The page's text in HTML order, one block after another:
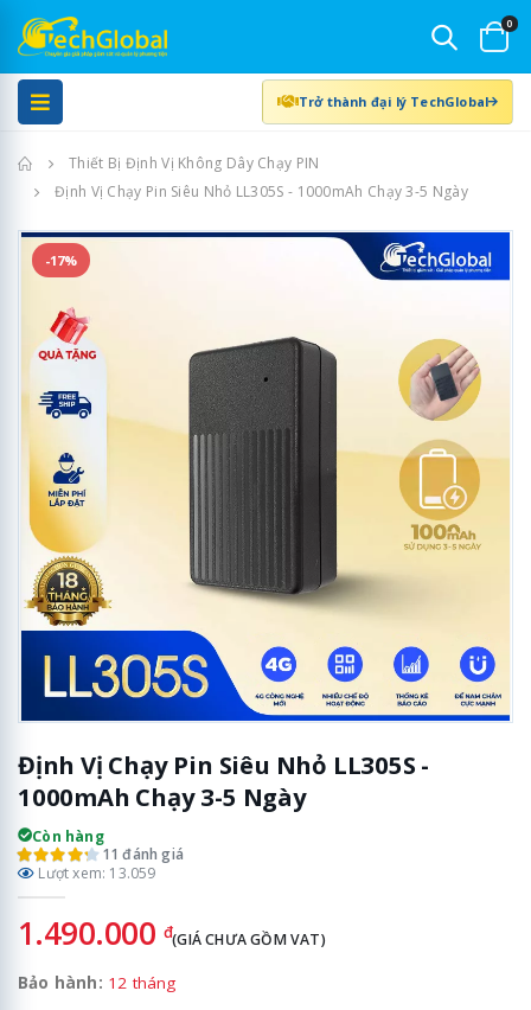
0
Trở thành đại lý TechGlobal
Trang chủThiết Bị Định Vị Không Dây Chạy PIN
Định Vị Chạy Pin Siêu Nhỏ LL305S - 1000mAh Chạy 3-5 Ngày
-17%
Định Vị Chạy Pin Siêu Nhỏ LL305S -
1000mAh Chạy 3-5 Ngày
Còn hàng
11 đánh giá
Lượt xem: 13.059
1.490.000 đ(GIÁ CHƯA GỒM VAT)
Bảo hành: 12 tháng